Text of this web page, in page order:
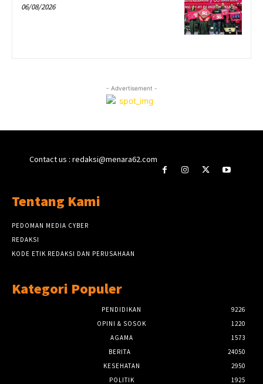
06/08/2026
- Advertisement -
Contact us : redaksi@menara62.com
Tentang Kami
PEDOMAN MEDIA CYBER
REDAKSI
KODE ETIK REDAKSI DAN PERUSAHAAN
Kategori Populer
PENDIDIKAN
9226
OPINI & SOSOK
1220
AGAMA
1573
BERITA
24050
KESEHATAN
2950
POLITIK
1925